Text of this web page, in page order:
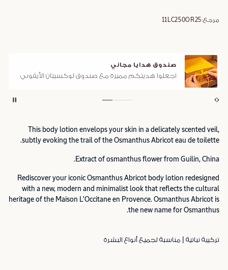
مرجع:11LC250OR25
صندوق هدايا مجاني
اجعلوا هديتكم مميزة مع صندوق لوكسيتان الأيقوني
This body lotion envelops your skin in a delicately scented veil,
subtly evoking the trail of the Osmanthus Abricot eau de toilette.
Extract of osmanthus flower from Guilin, China.
Rediscover your iconic Osmanthus Abricot body lotion redesigned
with a new, modern and minimalist look that reflects the cultural
heritage of the Maison L'Occitane en Provence. Osmanthus Abricot is
the new name for Osmanthus.
تركيبة نباتية | مناسبة لجميع أنواع البشرة